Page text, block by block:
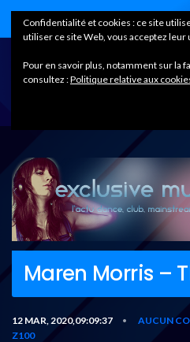
Home
Maren Morris –
12 MAR, 2020,09:09:37 • AUCUN
Z100
Confidentialité et cookies : ce site
utiliser ce site Web, vous acceptez leur
Pour en savoir plus, notamment sur la
consultez :Politique relative aux